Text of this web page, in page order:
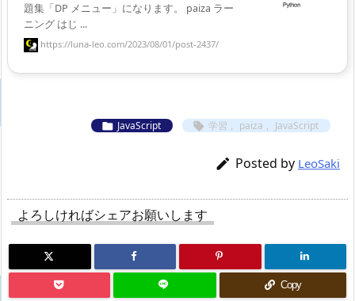
題集「DP メニュー」になります。 paiza ラー
ニング はじ ...
https://luna-leo.com/2023/08/01/post-2437/
 JavaScript  学習 , paiza , JavaScript
 Posted by LeoSaki
よろしければシェアお願いします
Copy